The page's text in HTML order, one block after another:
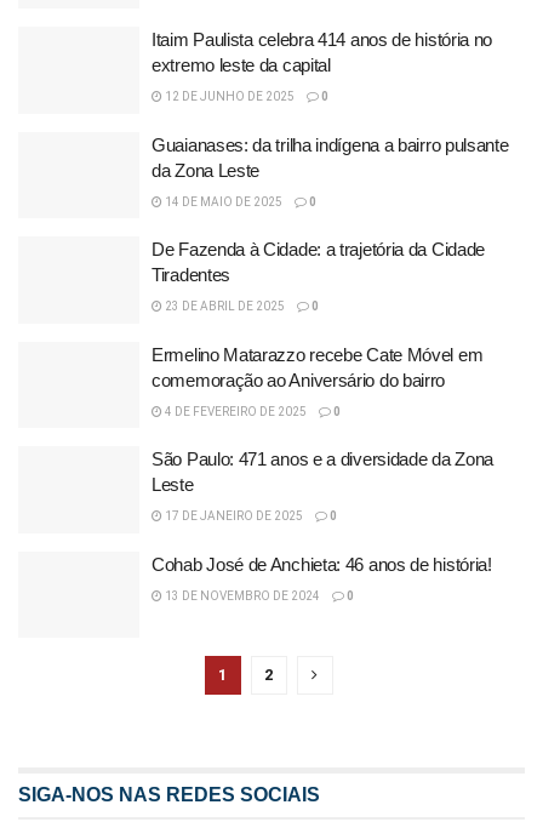
Itaim Paulista celebra 414 anos de história no
extremo leste da capital
12 DE JUNHO DE 2025 0
Guaianases: da trilha indígena a bairro pulsante
da Zona Leste
14 DE MAIO DE 2025 0
De Fazenda à Cidade: a trajetória da Cidade
Tiradentes
23 DE ABRIL DE 2025 0
Ermelino Matarazzo recebe Cate Móvel em
comemoração ao Aniversário do bairro
4 DE FEVEREIRO DE 2025 0
São Paulo: 471 anos e a diversidade da Zona
Leste
17 DE JANEIRO DE 2025 0
Cohab José de Anchieta: 46 anos de história!
13 DE NOVEMBRO DE 2024 0
1 2
SIGA-NOS NAS REDES SOCIAIS